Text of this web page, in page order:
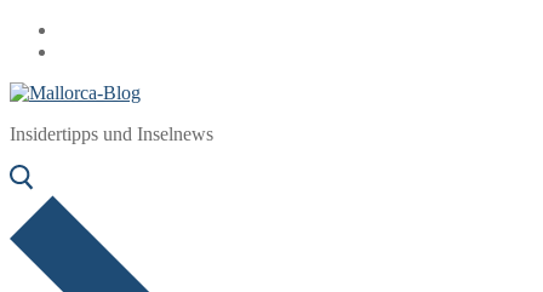
Zum
Inhalt
Menü
Schließen
Insidertipps und Inselnews